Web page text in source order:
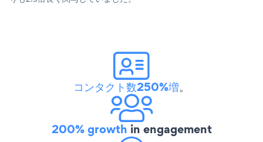
コンタクト数250%増。
200% growth in engagement